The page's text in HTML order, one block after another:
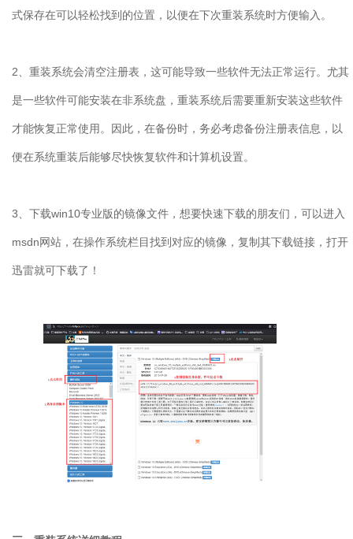
式保存在可以轻松找到的位置，以便在下次重装系统时方便输入。
2 、重装系统会清空注册表，这可能导致一些软件无法正常运行。尤其
是一些软件可能安装在非系统盘，重装系统后需要重新安装这些软件
才能恢复正常使用。因此，在备份时，务必考虑备份注册表信息，以
便在系统重装后能够尽快恢复软件和计算机设置。
3 、下载win10专业版的镜像文件，想要快速下载的朋友们，可以进入
msdn网站，在操作系统栏目找到对应的镜像，复制其下载链接，打开
迅雷就可下载了！